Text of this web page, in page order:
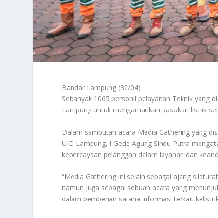
Bandar Lampung (30/04)
Sebanyak 1065 personil pelayanan Teknik yang
Lampung untuk mengamankan pasokan listrik
Dalam sambutan acara Media Gathering yang
UID Lampung, I Gede Agung Sindu Putra
kepercayaan pelanggan dalam layanan dan
“Media Gathering ini selain sebagai ajang
namun juga sebagai sebuah acara yang
dalam pemberian sarana informasi terkait